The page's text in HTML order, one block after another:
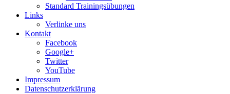
Standard Trainingsübungen
Links
Verlinke uns
Kontakt
Facebook
Google+
Twitter
YouTube
Impressum
Datenschutzerklärung